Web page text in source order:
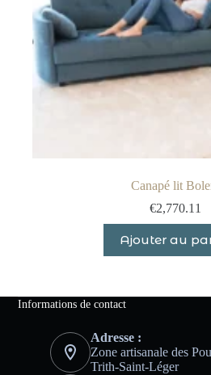
Canapé lit
€2,770.11
Ajouter au
Informations de contact
Adresse :
Zone artisanale des
Trith-Saint-Léger